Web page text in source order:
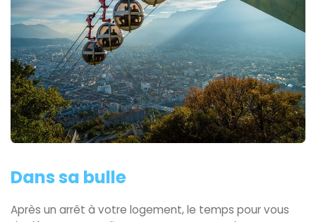
Dans sa bulle
Après un arrêt à votre logement, le temps pour vous